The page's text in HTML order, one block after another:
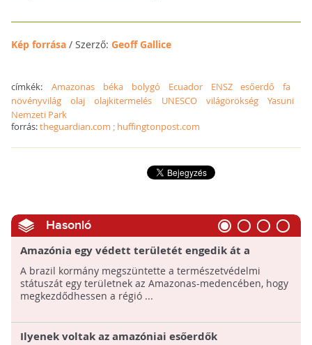
Kép forrása/ Szerző: Geoff Gallice
címkék:Amazonas béka bolygó Ecuador ENSZ esőerdő
fa
növényvilág
olaj olajkitermelés UNESCO világörökség
Yasuni
Nemzeti Park
forrás:theguardian.com ; huffingtonpost.com
Hasonló
Amazónia egy védett területét engedik át a
bányászatnak Brazíliában
A brazil kormány megszüntette a természetvédelmi
státuszát egy területnek az Amazonas-medencében, hogy
megkezdődhessen a régió ...
Ilyenek voltak az amazóniai esőerdők